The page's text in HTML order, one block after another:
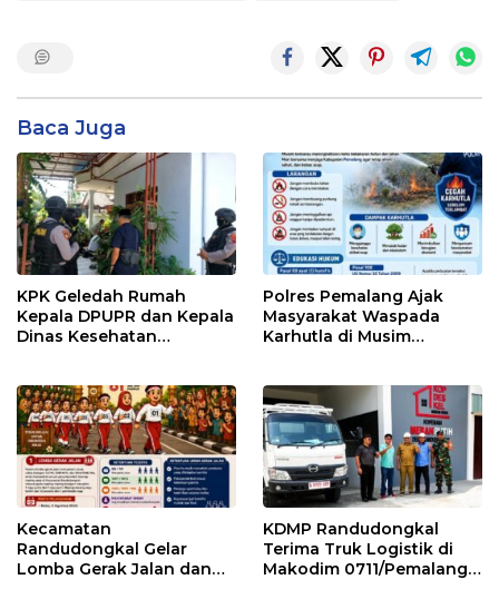
Baca Juga
KPK Geledah Rumah
Kepala DPUPR dan Kepala
Dinas Kesehatan
Polres Pemalang Ajak
Masyarakat Waspada
Karhutla di Musim
Kecamatan
Randudongkal Gelar
Lomba Gerak Jalan dan
KDMP Randudongkal
Terima Truk Logistik di
Makodim 0711/Pemalang